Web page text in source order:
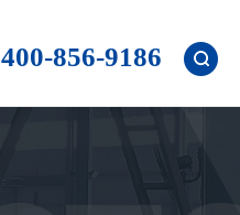
400-856-9186